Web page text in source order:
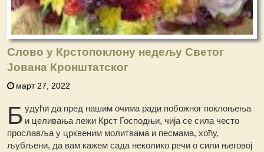
Слово у Крстопоклону недељу Светог
Јована Кронштатског
март 27, 2022
Б удући да пред нашим очима ради побожног поклоњења
и целивања лежи Крст Господњи, чија се сила често
прославља у црквеним молитвама и песмама, хоћу,
љубљени, да вам кажем сада неколико речи о сили његовој